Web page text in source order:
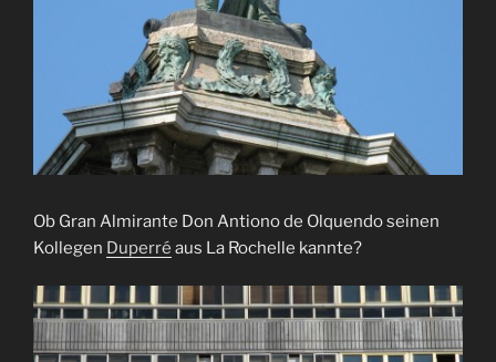
Ob Gran Almirante Don Antiono de Olquendo seinen
Kollegen Duperré aus La Rochelle kannte?